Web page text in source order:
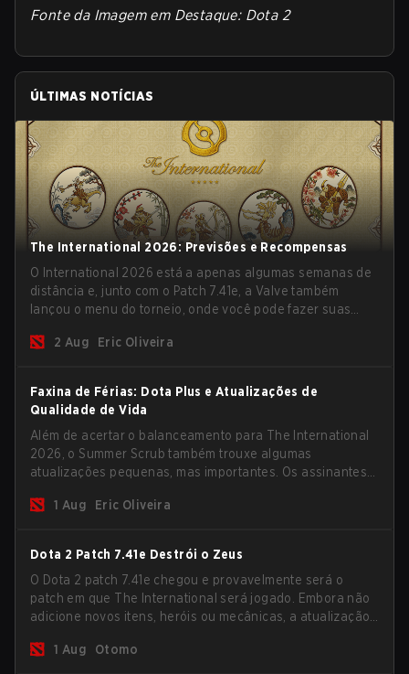
Fonte da Imagem em Destaque: Dota 2
ÚLTIMAS NOTÍCIAS
The International 2026: Previsões e Recompensas
O International 2026 está a apenas algumas semanas de
distância e, junto com o Patch 7.41e, a Valve também
lançou o menu do torneio, onde você pode fazer suas
recompensas deste ano.
2 Aug Eric Oliveira
Faxina de Férias: Dota Plus e Atualizações de
Qualidade de Vida
Além de acertar o balanceamento para The International
2026, o Summer Scrub também trouxe algumas
atualizações pequenas, mas importantes. Os assinantes
pós-jogo e agora todos os jogadores podem vincular
1 Aug Eric Oliveira
Dota 2 Patch 7.41e Destrói o Zeus
O Dota 2 patch 7.41e chegou e provavelmente será o
patch em que The International será jogado. Embora não
adicione novos itens, heróis ou mecânicas, a atualização
maiores problemas do jogo.
1 Aug Otomo